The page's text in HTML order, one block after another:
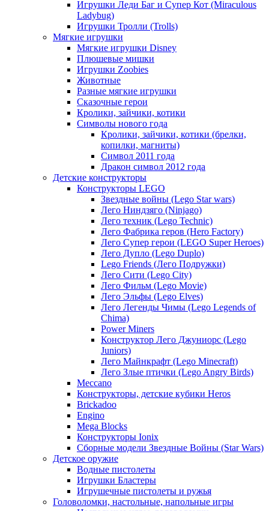
Игрушки Леди Баг и Супер Кот (Miraculous
Ladybug)
Игрушки Тролли (Trolls)
Мягкие игрушки
Мягкие игрушки Disney
Плюшевые мишки
Игрушки Zoobies
Животные
Разные мягкие игрушки
Сказочные герои
Кролики, зайчики, котики
Символы нового года
Кролики, зайчики, котики (брелки,
копилки, магниты)
Cимвол 2011 года
Дракон символ 2012 года
Детские конструкторы
Конструкторы LEGO
Звездные войны (Lego Star wars)
Лего Ниндзяго (Ninjago)
Лего техник (Lego Technic)
Лего Фабрика геров (Hero Factory)
Лего Супер герои (LEGO Super Heroes)
Лего Дупло (Lego Duplo)
Lego Friends (Лего Подружки)
Лего Сити (Lego City)
Лего Фильм (Lego Movie)
Лего Эльфы (Lego Elves)
Лего Легенды Чимы (Lego Legends of
Chima)
Power Miners
Конструктор Лего Джуниорс (Lego
Juniors)
Лего Майнкрафт (Lego Minecraft)
Лего Злые птички (Lego Angry Birds)
Meccano
Конструкторы, детские кубики Heros
Brickadoo
Engino
Mega Blocks
Конструкторы Ionix
Сборные модели Звездные Войны (Star Wars)
Детское оружие
Водные пистолеты
Игрушки Бластеры
Игрушечные пистолеты и ружья
Головоломки, настольные, напольные игры